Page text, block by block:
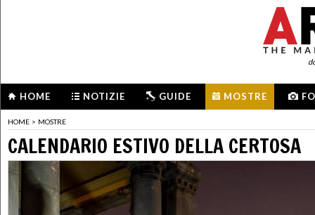
HOME NOTIZIE GUIDE MOSTRE
HOME > MOSTRE
CALENDARIO ESTIVO DELLA CERTOSA